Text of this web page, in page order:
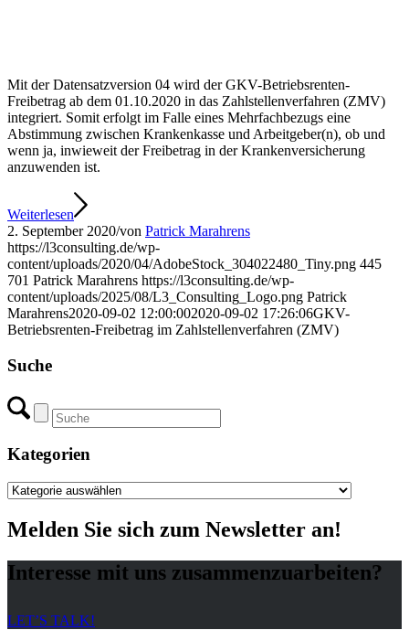
Mit der Datensatzversion 04 wird der GKV-Betriebsrenten-
Freibetrag ab dem 01.10.2020 in das Zahlstellenverfahren (ZMV)
integriert. Somit erfolgt im Falle eines Mehrfachbezugs eine
Abstimmung zwischen Krankenkasse und Arbeitgeber(n), ob und
wenn ja, inwieweit der Freibetrag in der Krankenversicherung
anzuwenden ist.
Weiterlesen
2. September 2020/von Patrick Marahrens
https://l3consulting.de/wp-
content/uploads/2020/04/AdobeStock_304022480_Tiny.png 445
701 Patrick Marahrens https://l3consulting.de/wp-
content/uploads/2025/08/L3_Consulting_Logo.png Patrick
Marahrens2020-09-02 12:00:002020-09-02 17:26:06GKV-
Betriebsrenten-Freibetrag im Zahlstellenverfahren (ZMV)
Suche
Kategorien
Kategorien
Melden Sie sich zum Newsletter an!
Interesse mit uns zusammenzuarbeiten?
LET’S TALK!